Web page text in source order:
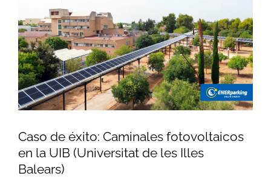
Caso de éxito: Caminales fotovoltaicos
en la UIB (Universitat de les Illes
Balears)